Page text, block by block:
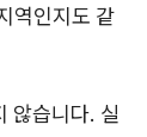
역인지도 같
않습니다. 실